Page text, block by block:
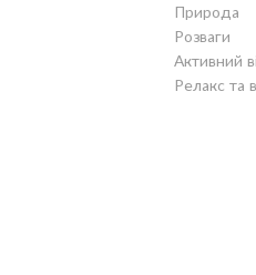
Природа
Розваги
Активний
Релакс та